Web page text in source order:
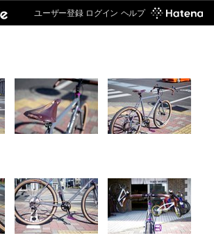
ユーザー登録 ログイン ヘルプ